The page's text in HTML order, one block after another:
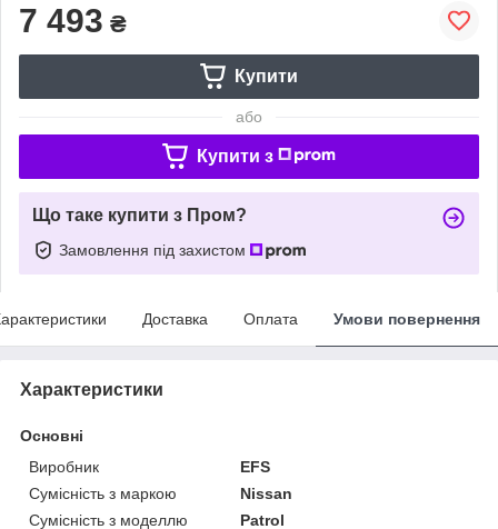
7 493 ₴
Купити
або
Купити з
Що таке купити з Пром?
Замовлення під захистом
Доставка Оплата Умови повернення
Характеристики
Основні
Виробник
EFS
Сумісність з маркою
Nissan
Сумісність з моделлю
Patrol